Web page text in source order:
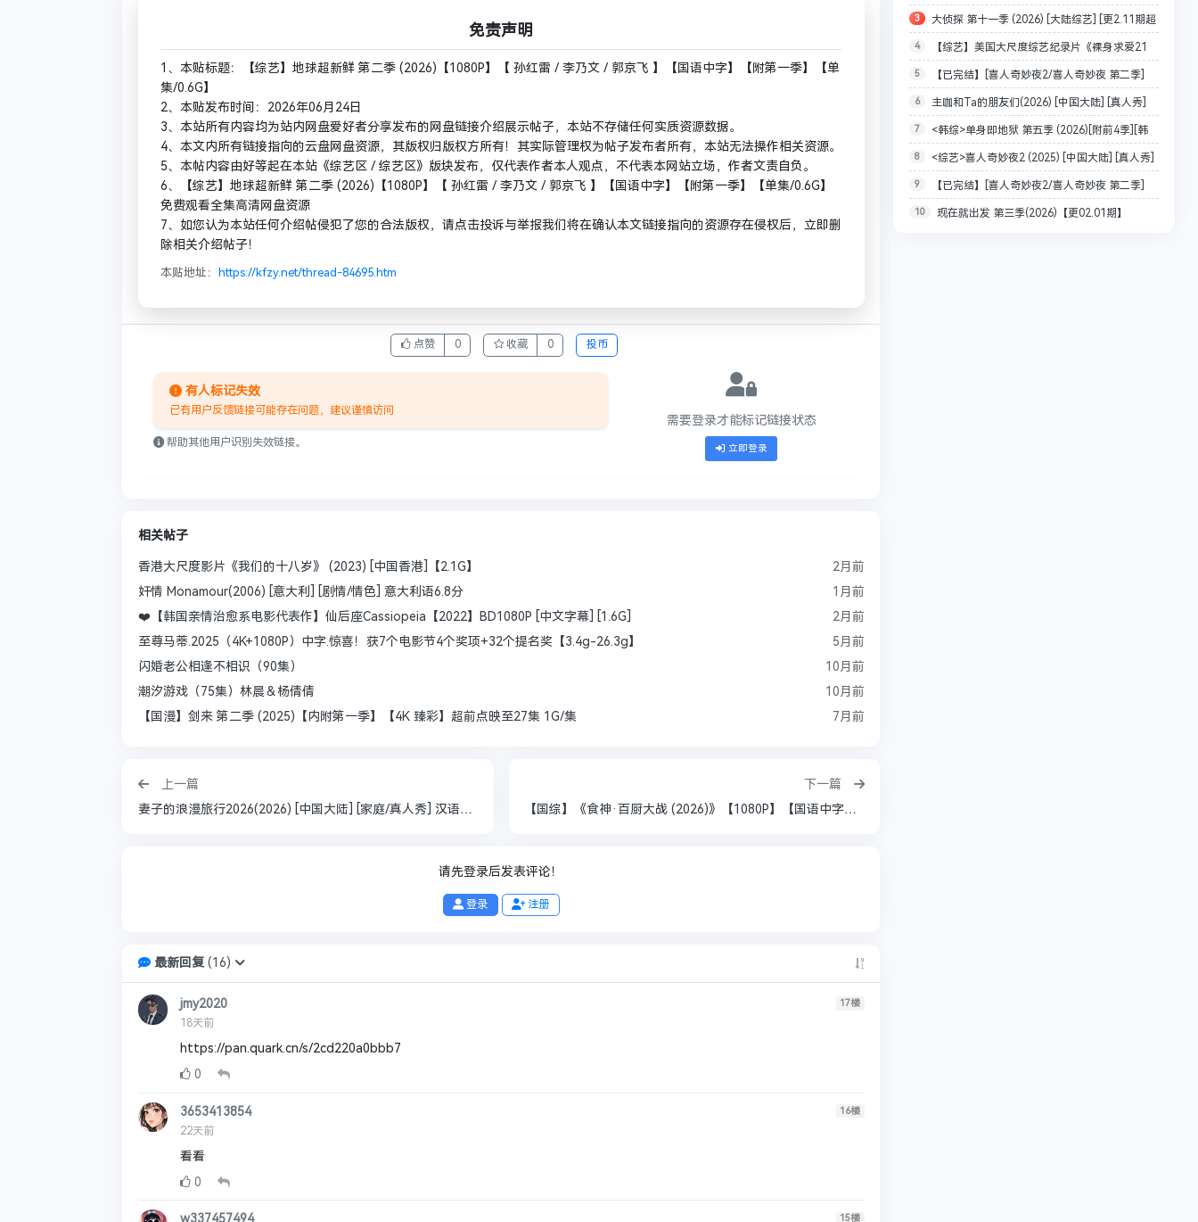
免责声明
1、本贴标题：【综艺】地球超新鲜 第二季 (2026)【1080P】【 孙红雷 / 李乃文 / 郭京飞 】【国语中字】【附第一季】【单
集/0.6G】
2、本贴发布时间：2026年06月24日
3、本站所有内容均为站内网盘爱好者分享发布的网盘链接介绍展示帖子，本站不存储任何实质资源数据。
4、本文内所有链接指向的云盘网盘资源，其版权归版权方所有！其实际管理权为帖子发布者所有，本站无法操作相关资源。
5、本帖内容由好等起在本站《综艺区 / 综艺区》版块发布，仅代表作者本人观点，不代表本网站立场，作者文责自负。
6、【综艺】地球超新鲜 第二季 (2026)【1080P】【 孙红雷 / 李乃文 / 郭京飞 】【国语中字】【附第一季】【单集/0.6G】
免费观看全集高清网盘资源
7、如您认为本站任何介绍帖侵犯了您的合法版权，请点击投诉与举报我们将在确认本文链接指向的资源存在侵权后，立即删
除相关介绍帖子！
本贴地址： https://kfzy.net/thread-84695.htm
点赞 0 收藏 0 投币
有人标记失效
已有用户反馈链接可能存在问题，建议谨慎访问
帮助其他用户识别失效链接。
需要登录才能标记链接状态
立即登录
相关帖子
香港大尺度影片《我们的十八岁》 (2023) [中国香港]【2.1G】
2月前
奸情 Monamour(2006) [意大利] [剧情/情色] 意大利语6.8分
1月前
❤️【韩国亲情治愈系电影代表作】仙后座Cassiopeia【2022】BD1080P [中文字幕] [1.6G]
2月前
至尊马蒂.2025（4K+1080P）中字.惊喜！获7个电影节4个奖项+32个提名奖【3.4g-26.3g】
5月前
闪婚老公相逢不相识（90集）
10月前
潮汐游戏（75集）林晨＆杨倩倩
10月前
【国漫】剑来 第二季 (2025)【内附第一季】【4K 臻彩】超前点映至27集 1G/集
7月前
上一篇
妻子的浪漫旅行2026(2026) [中国大陆] [家庭/真人秀] 汉语普通话（更至0626期）
下一篇
【国综】《食神·百厨大战 (2026)》【1080P】【国语中字】【刘涛 / 潘玮柏 / 高叶 / 蔡昊 / 梁经伦】
请先登录后发表评论！
登录 注册
最新回复( 16)
jmy2020
18天前
17楼
https://pan.quark.cn/s/2cd220a0bbb7
0
3653413854
22天前
16楼
看看
0
w337457494 15楼
集，共534部，近距离拍摄，每部都有精华点
【347GB】
3 大侦探 第十一季 (2026) [大陆综艺] [更2.11期超
前聚会][附十年侦心 新春演唱会][47.5G]
4 【综艺】美国大尺度综艺纪录片《裸身求爱21
天》荒岛求生，探索频道/原始生活21天恋人篇
【31.2GB】
5 【已完结】[喜人奇妙夜2/喜人奇妙夜 第二季]
【附第一季】[WEB-MKV/493G][国语中字]
[4K/1080P]
6 主咖和Ta的朋友们(2026) [中国大陆] [真人秀]
汉语普通话分
7 <韩综>单身即地狱 第五季 (2026)[附前4季][韩
国 爱情 真人秀][1080P/单集2GB/韩语中字]
8 <综艺>喜人奇妙夜2 (2025) [中国大陆] [真人秀]
[马东 大张伟 李诞 孟子义 胡先煦 张若昀][1080P/单
集397MB/国语中字]
9 【已完结】[喜人奇妙夜2/喜人奇妙夜 第二季]
【附第一季】[WEB-MKV/492.9G][国语中字]
10 现在就出发 第三季(2026)【更02.01期】